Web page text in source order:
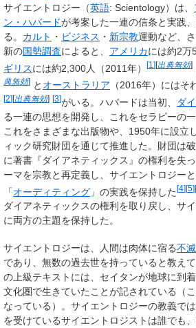
サイエントロジー （英語: Scientology）は、
ン・ハバードが考案した一連の信条と実践
る。 カルト ・ ビジネス ・ 新宗教運動など、
新の国勢調査によると、 アメリカには約2万
ギリスには約2,300人（2011年） [1 ][出典無効]
典無効] と オーストラリア （2016年）には
[2][出典無効] [3]がいる。ハバードは当初、 ダ
る一連の思想を開発し、これをセラピーの
これをさまざまな出版物や、1950年に設立
ィック研究財団を通じて推進した。財団は
に著書『ダイアネティックス』の権利を失
ーマを宗教と再定義し、サイエントロジー
「オーディティング 」の実践を保持した[4][5][
ダイアネティックスの権利を取り戻し、サ
に両方の主題を保持した。
サイエントロジーは、人間は肉体に宿る不滅
であり、無数の過去世を持っていると教え
の上級テキストには、セイタンが地球に到
文化圏で生きていたことが記されている（
なっている）。サイエントロジーの教義で
を受けているサイエントロジストは誰でも